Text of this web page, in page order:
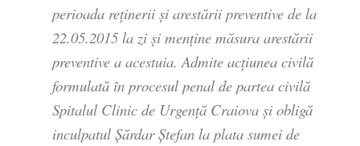
perioada reţinerii şi arestării preventive de la
22.05.2015 la zi şi menţine măsura arestării
preventive a acestuia. Admite acţiunea civilă
formulată în procesul penal de partea civilă
Spitalul Clinic de Urgenţă Craiova şi obligă
inculpatul Şărdar Ştefan la plata sumei de